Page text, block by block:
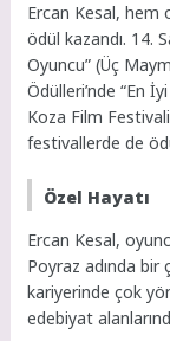
Ercan Kesal, hem
ödül kazandı. 14.
Oyuncu” (Üç
Ödülleri’nde “En
Koza Film
festivallerde de
Özel Hayatı
Ercan Kesal,
Poyraz adında bir
kariyerinde çok
edebiyat